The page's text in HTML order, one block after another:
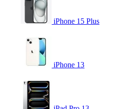
iPhone 15 Plus
iPhone 13